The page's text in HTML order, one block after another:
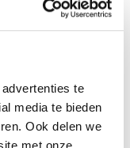
te
media te bieden
Ook delen we
Kuijk Groep haar
trots hebben wij
relaties
om onze